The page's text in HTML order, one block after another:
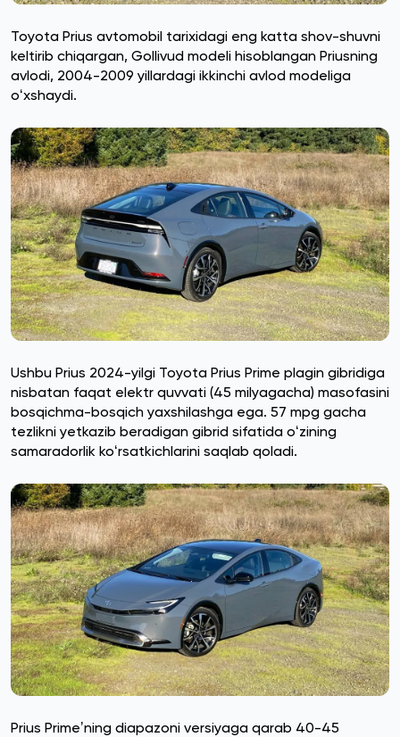
Toyota Prius avtomobil tarixidagi eng katta shov-shuvni
keltirib chiqargan, Gollivud modeli hisoblangan Priusning
avlodi, 2004-2009 yillardagi ikkinchi avlod modeliga
oʻxshaydi.
Ushbu Prius 2024-yilgi Toyota Prius Prime plagin gibridiga
nisbatan faqat elektr quvvati (45 milyagacha) masofasini
bosqichma-bosqich yaxshilashga ega. 57 mpg gacha
tezlikni yetkazib beradigan gibrid sifatida oʻzining
samaradorlik koʻrsatkichlarini saqlab qoladi.
Prius Primeʼning diapazoni versiyaga qarab 40-45